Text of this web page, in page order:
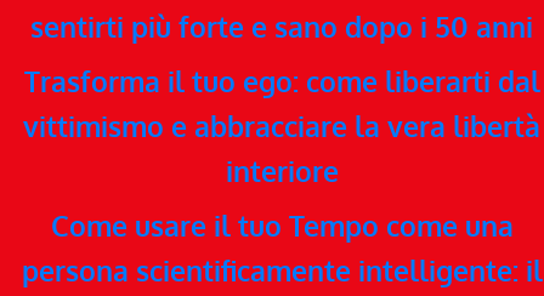
sentirti più forte e sano dopo i 50 anni
Trasforma il tuo ego: come liberarti dal
vittimismo e abbracciare la vera libertà
interiore
Come usare il tuo Tempo come una
persona scientificamente intelligente: il